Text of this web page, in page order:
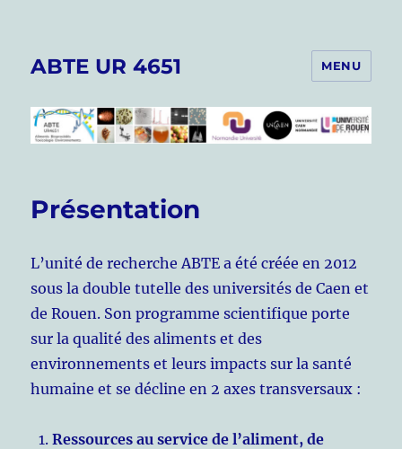
ABTE UR 4651 MENU
Présentation
L’unité de recherche ABTE a été créée en 2012
sous la double tutelle des universités de Caen et
de Rouen. Son programme scientifique porte
sur la qualité des aliments et des
environnements et leurs impacts sur la santé
humaine et se décline en 2 axes transversaux :
Ressources au service de l’aliment, de